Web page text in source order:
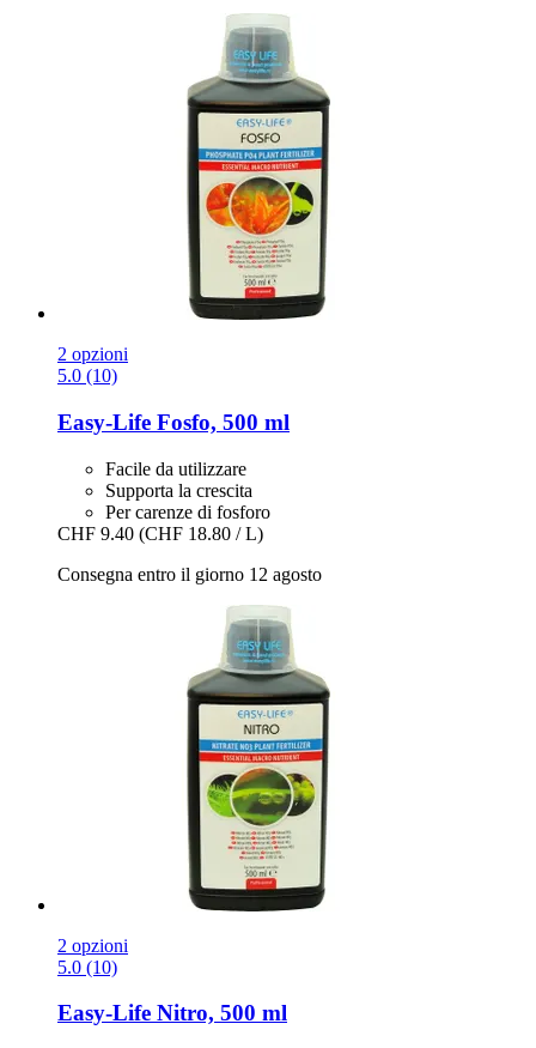
2 opzioni
5.0 (10)
Easy-Life Fosfo, 500 ml
Facile da utilizzare
Supporta la crescita
Per carenze di fosforo
CHF 9.40 (CHF 18.80 / L)
Consegna entro il giorno 12 agosto
2 opzioni
5.0 (10)
Easy-Life Nitro, 500 ml